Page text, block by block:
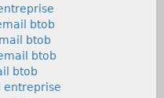
btob
btob
btob
btob
entreprise